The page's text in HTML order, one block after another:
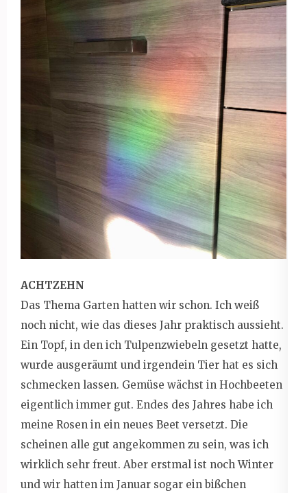
ACHTZEHN
Das Thema Garten hatten wir schon. Ich weiß
noch nicht, wie das dieses Jahr praktisch aussieht.
Ein Topf, in den ich Tulpenzwiebeln gesetzt hatte,
wurde ausgeräumt und irgendein Tier hat es sich
schmecken lassen. Gemüse wächst in Hochbeeten
eigentlich immer gut. Endes des Jahres habe ich
meine Rosen in ein neues Beet versetzt. Die
scheinen alle gut angekommen zu sein, was ich
wirklich sehr freut. Aber erstmal ist noch Winter
und wir hatten im Januar sogar ein bißchen